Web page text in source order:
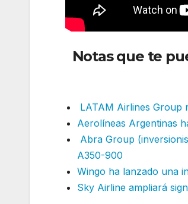
Notas que te
LATAM Airlines Group
Aerolíneas Argentinas
Abra Group
A350-900
Wingo ha lanzado una
Sky Airline ampliará